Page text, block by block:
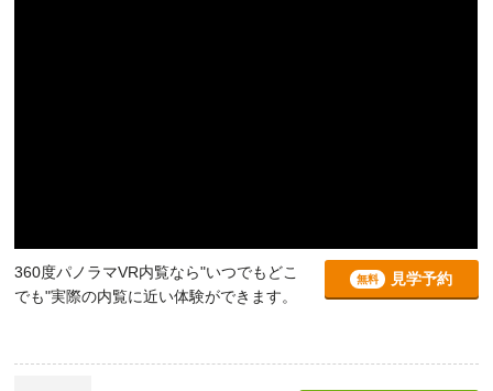
360度パノラマVR内覧なら"いつでもどこ
でも"実際の内覧に近い体験ができます。
無料 見学予約